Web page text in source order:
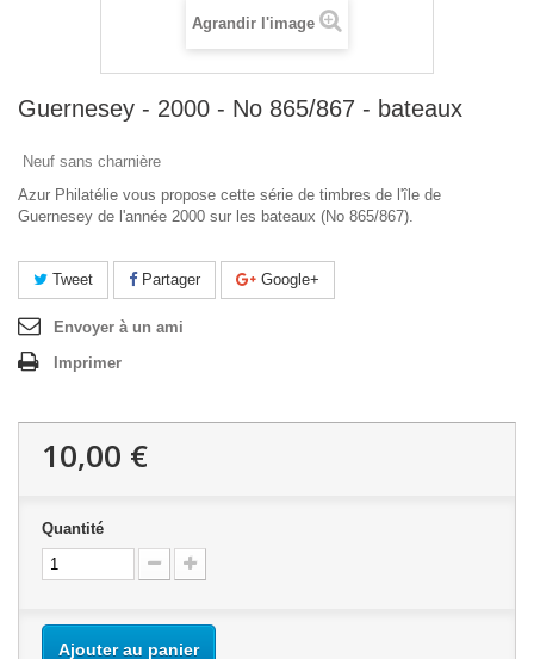
Agrandir l'image
Guernesey - 2000 - No 865/867 - bateaux
Neuf sans charnière
Azur Philatélie vous propose cette série de timbres de l'île de
Guernesey de l'année 2000 sur les bateaux (No 865/867).
Tweet Partager Google+
Envoyer à un ami
Imprimer
10,00 €
Quantité
Ajouter au panier